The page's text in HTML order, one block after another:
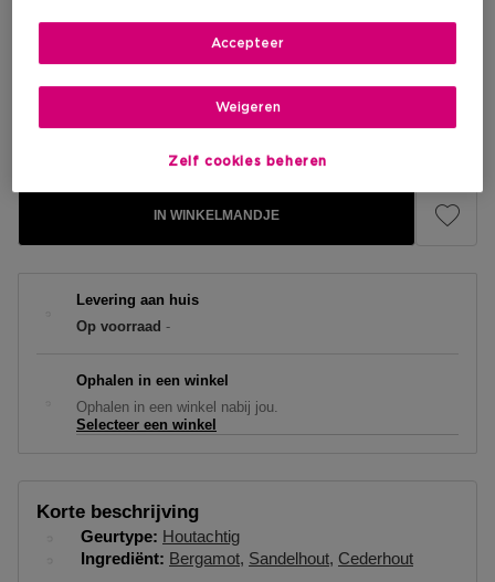
€ 46,25
Kortingsprijs
€ 38,25
IN WINKELMANDJE
Levering aan huis
Op voorraad -
Ophalen in een winkel
Ophalen in een winkel nabij jou.
Selecteer een winkel
Korte beschrijving
Geurtype Houtachtig
Ingrediënt Bergamot Sandelhout Cederhout
Zelf cookies beheren
Weigeren
Accepteer